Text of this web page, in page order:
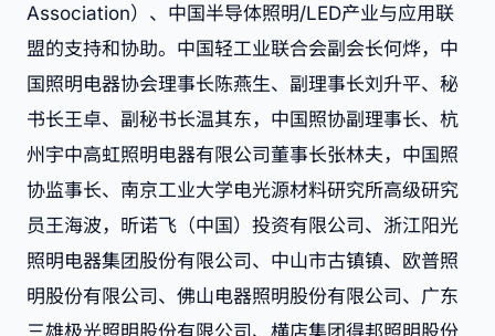
Association）、中国半导体照明/LED产业与应用联
盟的支持和协助。中国轻工业联合会副会长何烨，中
国照明电器协会理事长陈燕生、副理事长刘升平、秘
书长王卓、副秘书长温其东，中国照协副理事长、杭
州宇中高虹照明电器有限公司董事长张林夫，中国照
协监事长、南京工业大学电光源材料研究所高级研究
员王海波，昕诺飞（中国）投资有限公司、浙江阳光
照明电器集团股份有限公司、中山市古镇镇、欧普照
明股份有限公司、佛山电器照明股份有限公司、广东
三雄极光照明股份有限公司、横店集团得邦照明股份